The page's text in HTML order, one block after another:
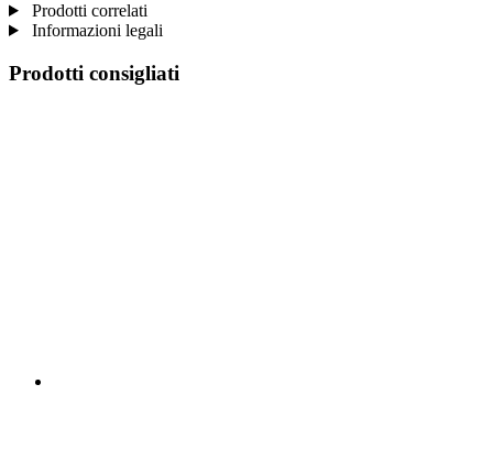
Prodotti correlati
Informazioni legali
Prodotti consigliati